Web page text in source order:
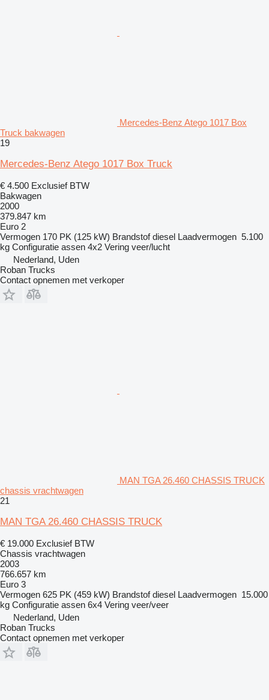
Mercedes-Benz Atego 1017 Box
Truck bakwagen
19
Mercedes-Benz Atego 1017 Box Truck
€ 4.500 Exclusief BTW
Bakwagen
2000
379.847 km
Euro 2
Vermogen 170 PK (125 kW) Brandstof diesel Laadvermogen 5.100
kg Configuratie assen 4x2 Vering veer/lucht
Nederland, Uden
Roban Trucks
Contact opnemen met verkoper
MAN TGA 26.460 CHASSIS TRUCK
chassis vrachtwagen
21
MAN TGA 26.460 CHASSIS TRUCK
€ 19.000 Exclusief BTW
Chassis vrachtwagen
2003
766.657 km
Euro 3
Vermogen 625 PK (459 kW) Brandstof diesel Laadvermogen 15.000
kg Configuratie assen 6x4 Vering veer/veer
Nederland, Uden
Roban Trucks
Contact opnemen met verkoper